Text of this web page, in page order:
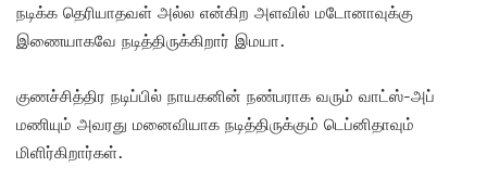
நடிக்க தெரியாதவள் அல்ல என்கிற அளவில் மடோனாவுக்கு
இணையாகவே நடித்திருக்கிறார் இமயா.
குணச்சித்திர நடிப்பில் நாயகனின் நண்பராக வரும் வாட்ஸ்-அப்
மணியும் அவரது மனைவியாக நடித்திருக்கும் டெப்னிதாவும்
மிளிர்கிறார்கள்.